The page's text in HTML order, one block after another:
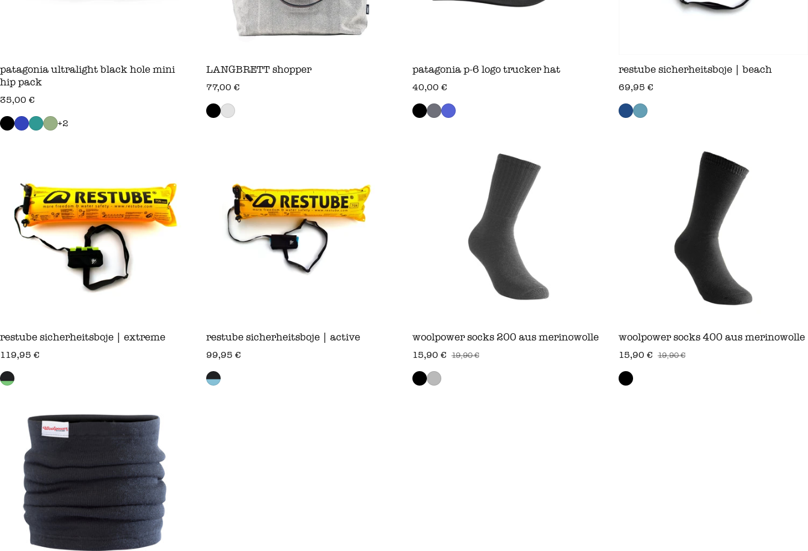
patagonia ultralight black hole mini
hip pack
regulärer preis
35,00 €
+2
LANGBRETT shopper
regulärer preis
77,00 €
patagonia p-6 logo trucker hat
regulärer preis
40,00 €
restube sicherheitsboje | beach
regulärer preis
69,95 €
restube sicherheitsboje | extreme
regulärer preis
119,95 €
restube sicherheitsboje | active
regulärer preis
99,95 €
woolpower socks 200 aus merinowolle
verkaufspreis
15,90 €
regulärer preis
19,90 €
woolpower socks 400 aus merinowolle
verkaufspreis
15,90 €
regulärer preis
19,90 €